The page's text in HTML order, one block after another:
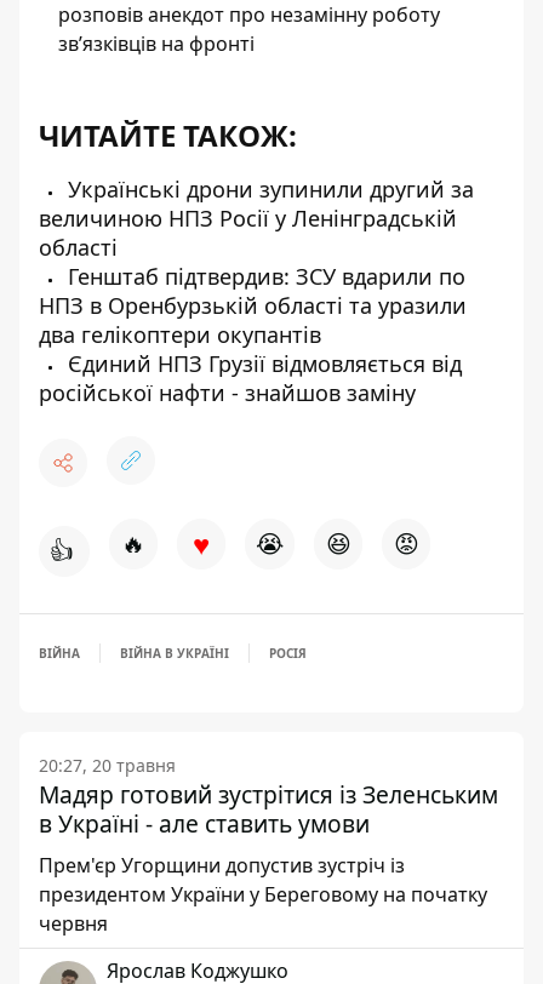
розповів анекдот про незамінну роботу
зв’язківців на фронті
ЧИТАЙТЕ ТАКОЖ:
Українські дрони зупинили другий за
величиною НПЗ Росії у Ленінградській
області
Генштаб підтвердив: ЗСУ вдарили по
НПЗ в Оренбурзькій області та уразили
два гелікоптери окупантів
Єдиний НПЗ Грузії відмовляється від
російської нафти - знайшов заміну
👍 🔥 ♥ 😭 😆 😡
ВІЙНА ВІЙНА В УКРАЇНІ РОСІЯ
20:27, 20 травня
Мадяр готовий зустрітися із Зеленським
в Україні - але ставить умови
Прем'єр Угорщини допустив зустріч із
президентом України у Береговому на початку
червня
Ярослав Коджушко